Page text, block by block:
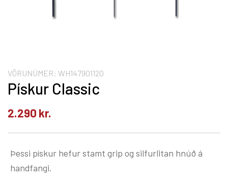
VÖRUNÚMER: WH147901120
Pískur Classic
2.290 kr.
Þessi pískur hefur stamt grip og silfurlitan hnúð á
handfangi.